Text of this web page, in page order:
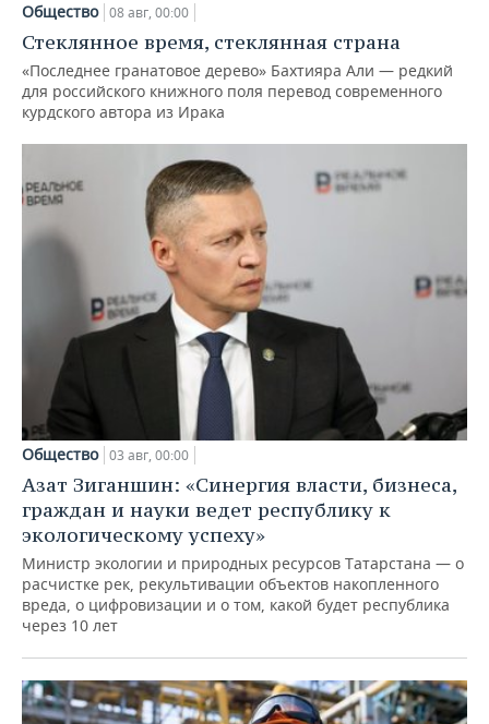
Общество 08 авг, 00:00
Стеклянное время, стеклянная страна
«Последнее гранатовое дерево» Бахтияра Али — редкий
для российского книжного поля перевод современного
курдского автора из Ирака
Общество 03 авг, 00:00
Азат Зиганшин: «Синергия власти, бизнеса,
граждан и науки ведет республику к
экологическому успеху»
Министр экологии и природных ресурсов Татарстана — о
расчистке рек, рекультивации объектов накопленного
вреда, о цифровизации и о том, какой будет республика
через 10 лет